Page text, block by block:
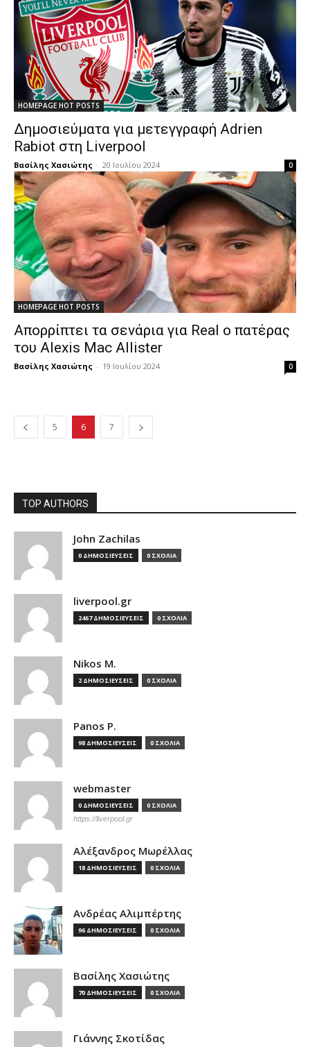
HOMEPAGE HOT POSTS
Δημοσιεύματα για μετεγγραφή Adrien
Rabiot στη Liverpool
Βασίλης Χασιώτης - 20 Ιουλίου 2024 0
HOMEPAGE HOT POSTS
Απορρίπτει τα σενάρια για Real ο πατέρας
του Alexis Mac Allister
Βασίλης Χασιώτης - 19 Ιουλίου 2024 0
5 6 7
TOP AUTHORS
John Zachilas
0 ΔΗΜΟΣΙΕΥΣΕΙΣ 0 ΣΧΟΛΙΑ
liverpool.gr
2467 ΔΗΜΟΣΙΕΥΣΕΙΣ 0 ΣΧΟΛΙΑ
Nikos M.
2 ΔΗΜΟΣΙΕΥΣΕΙΣ 0 ΣΧΟΛΙΑ
Panos P.
98 ΔΗΜΟΣΙΕΥΣΕΙΣ 0 ΣΧΟΛΙΑ
webmaster
0 ΔΗΜΟΣΙΕΥΣΕΙΣ 0 ΣΧΟΛΙΑ
https://liverpool.gr
Αλέξανδρος Μωρέλλας
18 ΔΗΜΟΣΙΕΥΣΕΙΣ 0 ΣΧΟΛΙΑ
Ανδρέας Αλιμπέρτης
96 ΔΗΜΟΣΙΕΥΣΕΙΣ 0 ΣΧΟΛΙΑ
Βασίλης Χασιώτης
70 ΔΗΜΟΣΙΕΥΣΕΙΣ 0 ΣΧΟΛΙΑ
Γιάννης Σκοτίδας